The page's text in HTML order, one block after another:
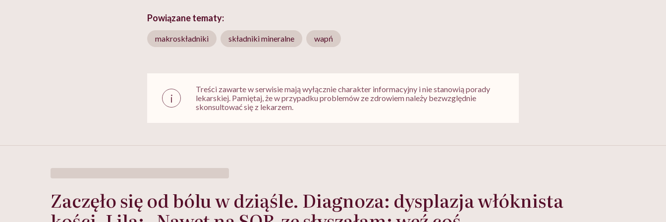
Powiązane tematy:
makroskładniki składniki mineralne wapń
i
Treści zawarte w serwisie mają wyłącznie charakter informacyjny i nie stanowią porady
lekarskiej. Pamiętaj, że w przypadku problemów ze zdrowiem należy bezwzględnie
skonsultować się z lekarzem.
Zaczęło się od bólu w dziąśle. Diagnoza: dysplazja włóknista